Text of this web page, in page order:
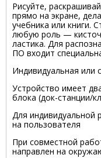
Рисуйте,
прямо на экране,
учебника или книги.
любую роль —
ластика. Для
ПО входит
Индивидуальная или
Устройство имеет
блока (док-станции/
Для индивидуальной
на пользователя
При совместной
направлен на